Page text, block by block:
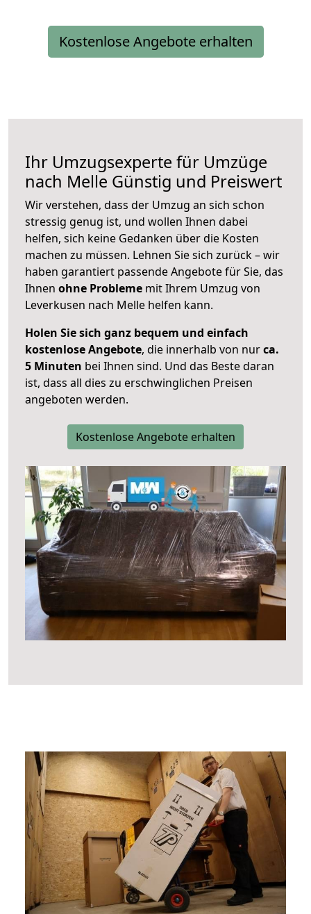
Kostenlose Angebote erhalten
Ihr Umzugsexperte für Umzüge
nach Melle Günstig und Preiswert
Wir verstehen, dass der Umzug an sich schon
stressig genug ist, und wollen Ihnen dabei
helfen, sich keine Gedanken über die Kosten
machen zu müssen. Lehnen Sie sich zurück – wir
haben garantiert passende Angebote für Sie, das
Ihnen ohne Probleme mit Ihrem Umzug von
Leverkusen nach Melle helfen kann.
Holen Sie sich ganz bequem und einfach
kostenlose Angebote, die innerhalb von nurca.
5 Minuten bei Ihnen sind. Und das Beste daran
ist, dass all dies zu erschwinglichen Preisen
angeboten werden.
Kostenlose Angebote erhalten